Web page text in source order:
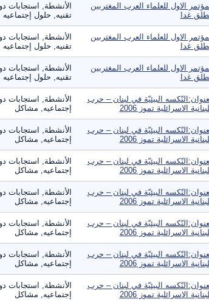
الاول للعلماء العرب المغتربين
غدا
الأنشطة, استجابات
تقنيه, حلول إجتماعيه
الاول للعلماء العرب المغتربين
غدا
الأنشطة, استجابات
تقنيه, حلول إجتماعيه
الاول للعلماء العرب المغتربين
غدا
الأنشطة, استجابات
تقنيه, حلول إجتماعيه
البيئيّة في لبنان – حرب
الاسرائلية تموز 2006
الأنشطة, استجابات
إجتماعيه, مشاكل
البيئيّة في لبنان – حرب
الاسرائلية تموز 2006
الأنشطة, استجابات
إجتماعيه, مشاكل
البيئيّة في لبنان – حرب
الاسرائلية تموز 2006
الأنشطة, استجابات
إجتماعيه, مشاكل
البيئيّة في لبنان – حرب
الاسرائلية تموز 2006
الأنشطة, استجابات
إجتماعيه, مشاكل
البيئيّة في لبنان – حرب
الاسرائلية تموز 2006
الأنشطة, استجابات
إجتماعيه, مشاكل
البيئيّة في لبنان – حرب
الاسرائلية تموز 2006
الأنشطة, استجابات
إجتماعيه, مشاكل
البيئيّة في لبنان – حرب
الاسرائلية تموز 2006
الأنشطة, استجابات
إجتماعيه, مشاكل